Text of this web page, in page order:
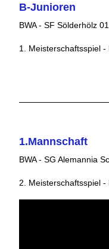
B-Junioren
BWA - SF Sölderhölz
1. Meisterschaftsspiel
1.Mannschaft
BWA - SG Alemannia
2. Meisterschaftsspiel -